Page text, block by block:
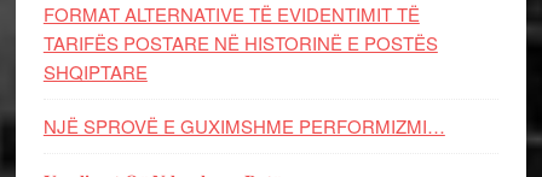
FORMAT ALTERNATIVE TË EVIDENTIMIT TË
TARIFËS POSTARE NË HISTORINË E POSTËS
SHQIPTARE
NJË SPROVË E GUXIMSHME PERFORMIZMI…